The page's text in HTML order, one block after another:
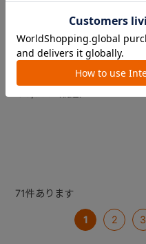
コムペット リバーシブルコン
裏面は接触冷感生地で暑い季
節も快適！ペットカートをお
しゃれに・かわいく・かっこ
71件あります
1 2 3